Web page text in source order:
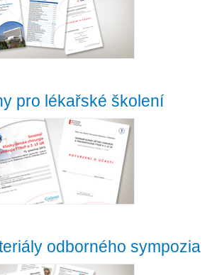
pro lékařské školení
odborného sympozia